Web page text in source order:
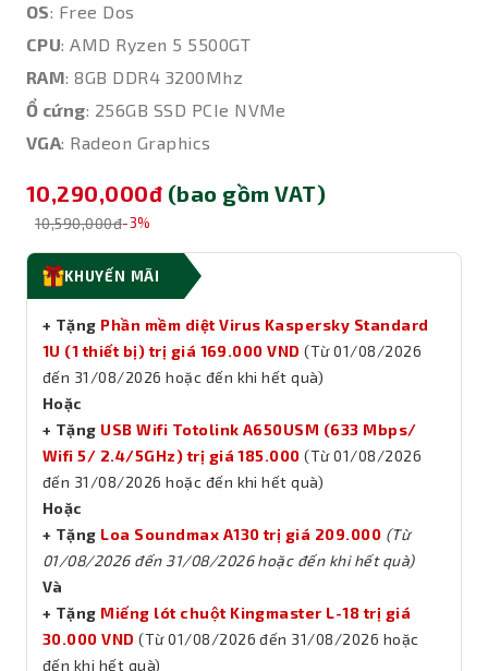
OS: Free Dos
CPU: AMD Ryzen 5 5500GT
RAM: 8GB DDR4 3200Mhz
Ổ cứng: 256GB SSD PCIe NVMe
VGA: Radeon Graphics
10,290,000đ (bao gồm VAT)
10,590,000đ-3%
KHUYẾN MÃI
+ Tặng Phần mềm diệt Virus Kaspersky Standard
1U (1 thiết bị) trị giá 169.000 VND (Từ 01/08/2026
đến 31/08/2026 hoặc đến khi hết quà)
Hoặc
+ Tặng USB Wifi Totolink A650USM (633 Mbps/
Wifi 5/ 2.4/5GHz) trị giá 185.000 (Từ 01/08/2026
đến 31/08/2026 hoặc đến khi hết quà)
Hoặc
+ Tặng Loa Soundmax A130 trị giá 209.000 (Từ
01/08/2026 đến 31/08/2026 hoặc đến khi hết quà)
Và
+ Tặng Miếng lót chuột Kingmaster L-18 trị giá
30.000 VND (Từ 01/08/2026 đến 31/08/2026 hoặc
đến khi hết quà)